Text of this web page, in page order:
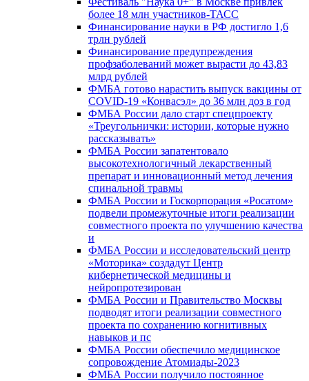
более 18 млн участников-ТАСС
Финансирование науки в РФ достигло 1,6
трлн рублей
Финансирование предупреждения
профзаболеваний может вырасти до 43,83
млрд рублей
ФМБА готово нарастить выпуск вакцины от
COVID-19 «Конвасэл» до 36 млн доз в год
ФМБА России дало старт спецпроекту
«Треугольнички: истории, которые нужно
рассказывать»
ФМБА России запатентовало
высокотехнологичный лекарственный
препарат и инновационный метод лечения
спинальной травмы
ФМБА России и Госкорпорация «Росатом»
подвели промежуточные итоги реализации
совместного проекта по улучшению качества
и
ФМБА России и исследовательский центр
«Моторика» создадут Центр
кибернетической медицины и
нейропротезирован
ФМБА России и Правительство Москвы
подводят итоги реализации совместного
проекта по сохранению когнитивных
навыков и пс
ФМБА России обеспечило медицинское
сопровождение Атомиады-2023
ФМБА России получило постоянное